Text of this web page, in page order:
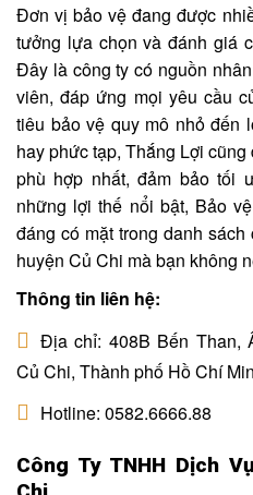
Đơn vị bảo vệ đang được
tưởng lựa chọn và đánh giá
Đây là công ty có nguồn
viên, đáp ứng mọi yêu cầu
tiêu bảo vệ quy mô nhỏ đến
hay phức tạp, Thắng Lợi
phù hợp nhất, đảm bảo tối
những lợi thế nổi bật, Bảo
đáng có mặt trong danh
huyện Củ Chi mà bạn không
Thông tin liên hệ:
Địa chỉ: 408B Bến Than,
Củ Chi, Thành phố Hồ Chí
Hotline: 0582.6666.88
Công Ty TNHH Dịch